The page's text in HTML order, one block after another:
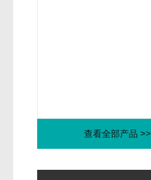
查看全部产品 >>